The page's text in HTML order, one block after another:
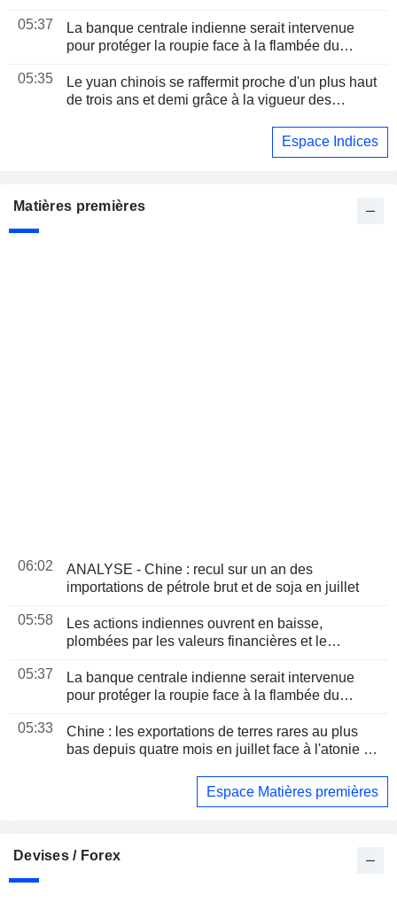
05:37
La banque centrale indienne serait intervenue
pour protéger la roupie face à la flambée du
05:35
Le yuan chinois se raffermit proche d'un plus haut
de trois ans et demi grâce à la vigueur des
Espace Indices
Matières premières
06:02
ANALYSE - Chine : recul sur un an des
importations de pétrole brut et de soja en juillet
05:58
Les actions indiennes ouvrent en baisse,
plombées par les valeurs financières et le
05:37
La banque centrale indienne serait intervenue
pour protéger la roupie face à la flambée du
05:33
Chine : les exportations de terres rares au plus
bas depuis quatre mois en juillet face à l'atonie de
Espace Matières premières
Devises / Forex